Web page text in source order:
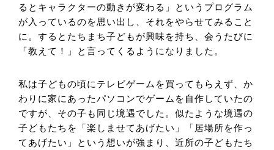
るとキャラクターの動きが変わる」というプログラム
が入っているのを思い出し、それをやらせてみること
に。するとたちまち子どもが興味を持ち、会うたびに
「教えて！」と言ってくるようになりました。
私は子どもの頃にテレビゲームを買ってもらえず、か
わりに家にあったパソコンでゲームを自作していたの
ですが、その子も同じ境遇でした。似たような境遇の
子どもたちを「楽しませてあげたい」「居場所を作っ
てあげたい」という想いが強まり、近所の子どもたち